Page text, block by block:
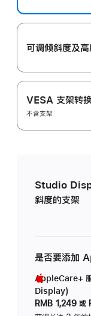
可调倾斜度及
VESA 支架转
不含支架
Studio
斜度的支架
是否要添加
AppleCare+
Display)
RMB 1,249 或